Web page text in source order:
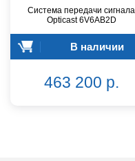
Система передачи сигнала
Opticast 6V6AB2D
В наличии
463 200 р.